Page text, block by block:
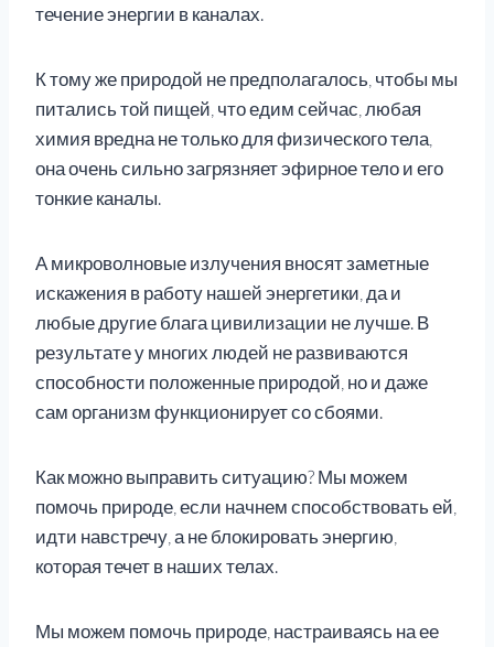
течение энергии в каналах.
К тому же природой не предполагалось, чтобы мы
питались той пищей, что едим сейчас, любая
химия вредна не только для физического тела,
она очень сильно загрязняет эфирное тело и его
тонкие каналы.
А микроволновые излучения вносят заметные
искажения в работу нашей энергетики, да и
любые другие блага цивилизации не лучше. В
результате у многих людей не развиваются
способности положенные природой, но и даже
сам организм функционирует со сбоями.
Как можно выправить ситуацию? Мы можем
помочь природе, если начнем способствовать ей,
идти навстречу, а не блокировать энергию,
которая течет в наших телах.
Мы можем помочь природе, настраиваясь на ее